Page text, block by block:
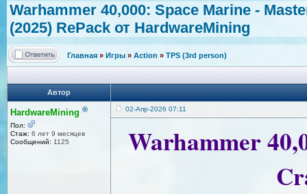
Warhammer 40,000: Space Marine -
(2025) RePack от HardwareMining
Главная » Игры » Action » TPS (3rd person)
Автор
HardwareMining ®
Пол:
Стаж: 6 лет 9 месяцев
Сообщений: 1125
02-Апр-2026 07:11
Warhammer